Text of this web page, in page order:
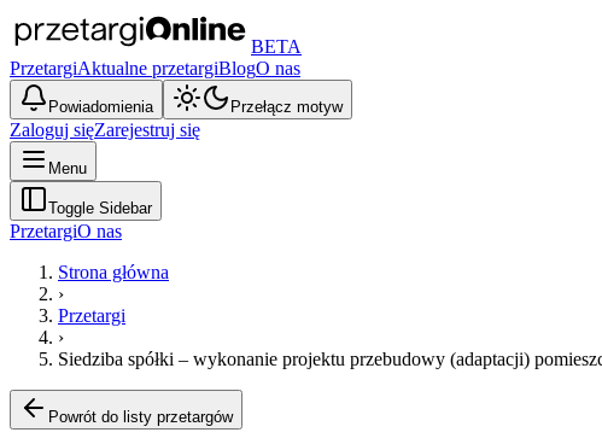
BETA
PrzetargiAktualne przetargiBlogO nas
Powiadomienia Przełącz motyw
Zaloguj sięZarejestruj się
Menu
Toggle Sidebar
PrzetargiO nas
Strona główna
›
Przetargi
›
Siedziba spółki – wykonanie projektu przebudowy (adaptacji)
Powrót do listy przetargów